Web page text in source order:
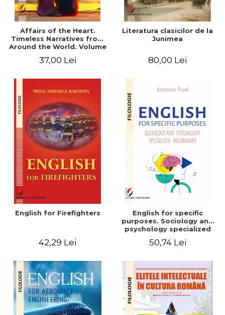
Affairs of the Heart.
Timeless Narratives from
Around the World. Volume
37,00 Lei
Literatura clasicilor de la
Junimea
80,00 Lei
English for Firefighters
42,29 Lei
English for specific
purposes. Sociology and
psychology specialized
50,74 Lei